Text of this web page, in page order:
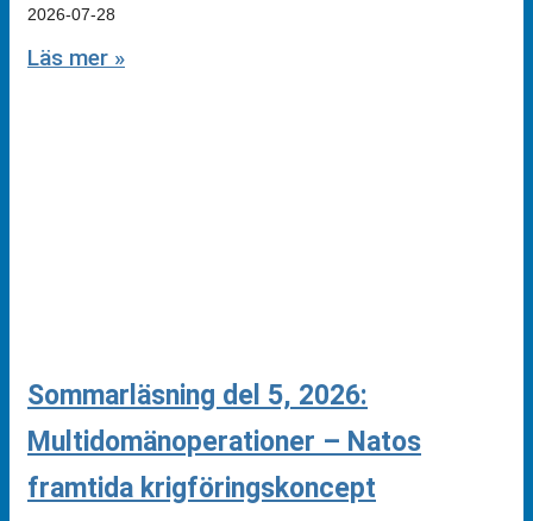
2026-07-28
Läs mer »
Sommarläsning del 5, 2026:
Multidomänoperationer – Natos
framtida krigföringskoncept